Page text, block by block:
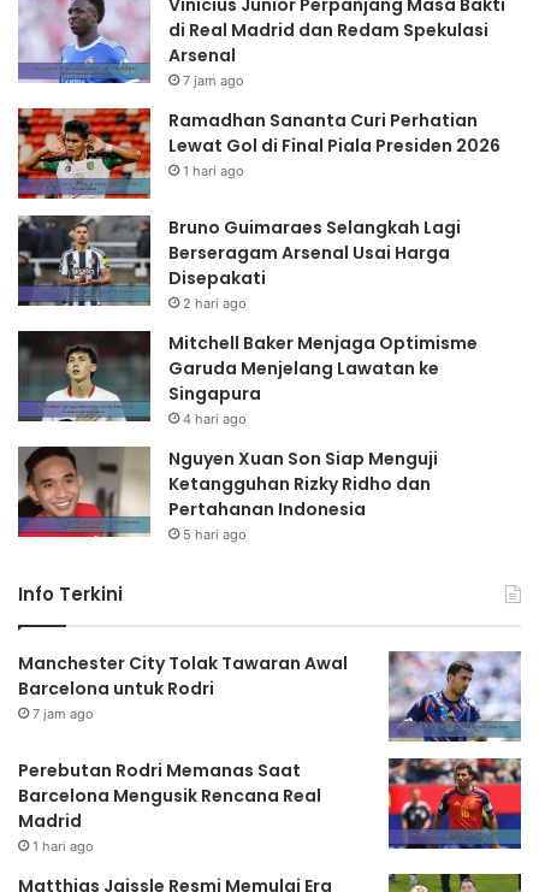
di Real Madrid dan Redam Spekulasi
Arsenal
7 jam ago
Ramadhan Sananta Curi Perhatian
Lewat Gol di Final Piala Presiden 2026
1 hari ago
Bruno Guimaraes Selangkah Lagi
Berseragam Arsenal Usai Harga
Disepakati
2 hari ago
Mitchell Baker Menjaga Optimisme
Garuda Menjelang Lawatan ke
Singapura
4 hari ago
Nguyen Xuan Son Siap Menguji
Ketangguhan Rizky Ridho dan
Pertahanan Indonesia
5 hari ago
Info Terkini
Manchester City Tolak Tawaran Awal
Barcelona untuk Rodri
7 jam ago
Perebutan Rodri Memanas Saat
Barcelona Mengusik Rencana Real
Madrid
1 hari ago
Matthias Jaissle Resmi Memulai Era